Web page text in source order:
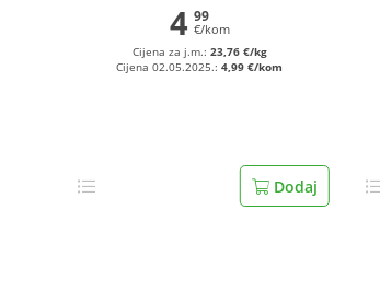
4 99
€/kom
Cijena za j.m.: 23,76 €/kg
Cijena 02.05.2025.:4,99 €/kom
Dodaj